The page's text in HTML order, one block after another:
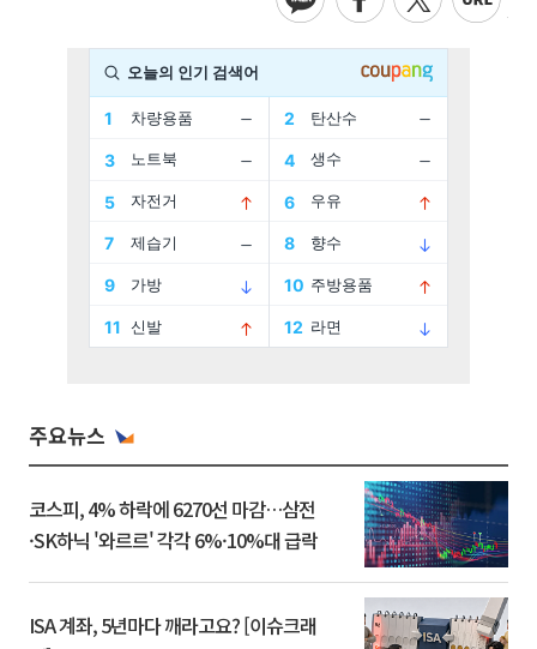
주요뉴스
코스피, 4% 하락에 6270선 마감…삼전
·SK하닉 '와르르' 각각 6%·10%대 급락
ISA 계좌, 5년마다 깨라고요? [이슈크래